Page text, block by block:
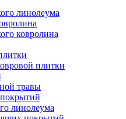
линолеума
ковролина
плитки
травы
линолеума